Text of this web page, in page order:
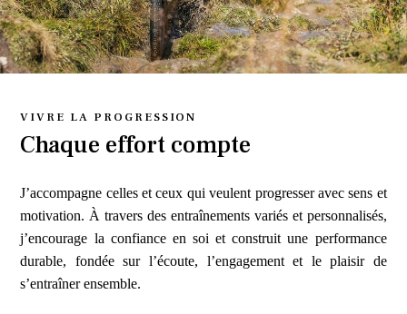
VIVRE LA PROGRESSION
Chaque effort compte
J’accompagne celles et ceux qui veulent progresser avec sens et
motivation. À travers des entraînements variés et personnalisés,
j’encourage la confiance en soi et construit une performance
durable, fondée sur l’écoute, l’engagement et le plaisir de
s’entraîner ensemble.